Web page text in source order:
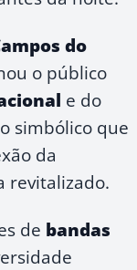
do
o público
e do
simbólico que
da
revitalizado.
de bandas